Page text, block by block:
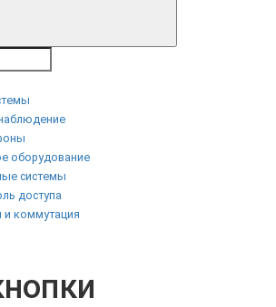
оборудование
системы
доступа
и коммутация